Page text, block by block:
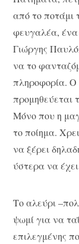
από το ποτάμι
φευγαλέα, ένα
Γιώργης
να το
πληροφορία. Ο
προμηθεύεται
Μόνο που η
το ποίημα.
να ξέρει
ύστερα να
Το αλεύρι
ψωμί για να
επιλεγμένης